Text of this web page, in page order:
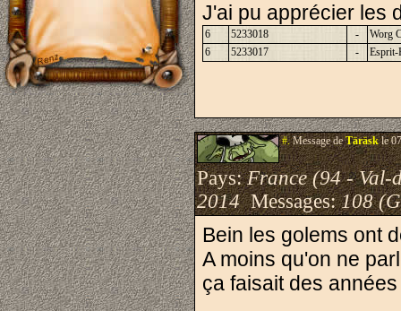
J'ai pu apprécier les
6 5233018 -
Worg
6
5233017 - Esprit-
#.Message deTäräskle
Pays:France (94 - Val-
2014Messages:108
Bein les golems ont
A moins qu'on ne
ça faisait des